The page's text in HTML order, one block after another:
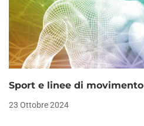
Sport e linee di movimento
23 Ottobre 2024